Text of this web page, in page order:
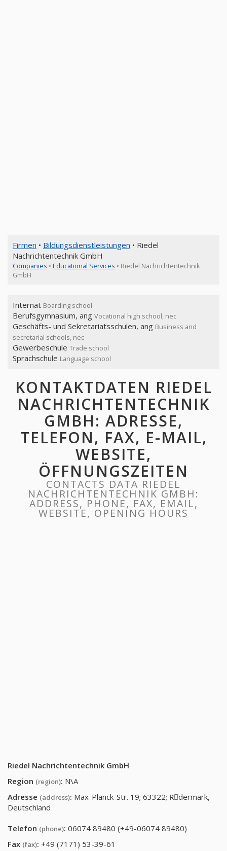
Firmen • Bildungsdienstleistungen • Riedel
Nachrichtentechnik GmbH
Companies • Educational Services • Riedel Nachrichtentechnik
GmbH
Internat Boarding school
Berufsgymnasium, ang Vocational high school, nec
Geschäfts- und Sekretariatsschulen, ang Business and
secretarial schools, nec
Gewerbeschule Trade school
Sprachschule Language school
KONTAKTDATEN RIEDEL
NACHRICHTENTECHNIK
GMBH: ADRESSE,
TELEFON, FAX, E-MAIL,
WEBSITE,
ÖFFNUNGSZEITEN
CONTACTS DATA RIEDEL
NACHRICHTENTECHNIK GMBH:
ADDRESS, PHONE, FAX, EMAIL,
WEBSITE, OPENING HOURS
Riedel Nachrichtentechnik GmbH
Region (region): N\A
Adresse (address): Max-Planck-Str. 19; 63322; Rِdermark,
Deutschland
Telefon (phone): 06074 89480 (+49-06074 89480)
Fax (fax): +49 (7171) 53-39-61